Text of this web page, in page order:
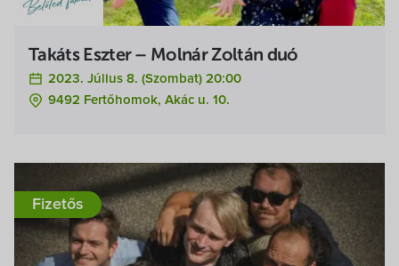
Takáts Eszter – Molnár Zoltán duó
2023. Július 8. (szombat) 20:00
9492 Fertőhomok, Akác u. 10.
Fizetős